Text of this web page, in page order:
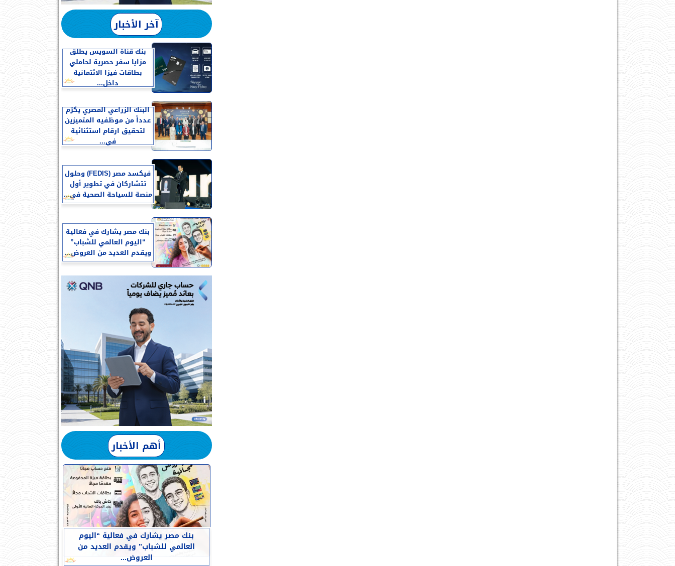
آخر الأخبار
بنك قناة السويس يطلق
مزايا سفر حصرية لحاملي
بطاقات فيزا الائتمانية
داخل...
البنك الزراعي المصري يكرّم
عدداً من موظفيه المتميزين
لتحقيق ارقام استثنائية
في...
فيكسد مصر (FEDIS) وحلول
تتشاركان في تطوير أول
منصة للسياحة الصحية في...
بنك مصر يشارك في فعالية
“اليوم العالمي للشباب”
ويقدم العديد من العروض...
أهم الأخبار
بنك مصر يشارك في فعالية “اليوم
العالمي للشباب” ويقدم العديد من
العروض...